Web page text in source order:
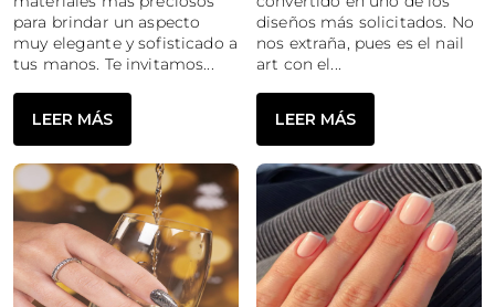
para brindar un aspecto
muy elegante y sofisticado a
tus manos. Te invitamos...
LEER MÁS
diseños más solicitados. No
nos extraña, pues es el nail
art con el...
LEER MÁS